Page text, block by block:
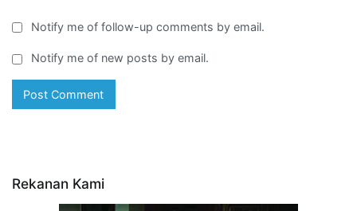
Notify me of follow-up comments by email.
Notify me of new posts by email.
Rekanan Kami